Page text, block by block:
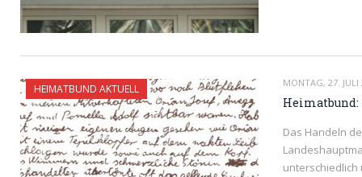
HEIMATBUND AKTUELL MONTAG, 27. JULI
Heimatbund:
Das Handeln